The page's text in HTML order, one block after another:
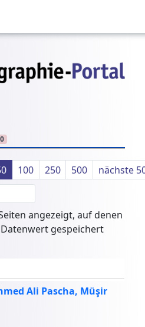
100 250 500
nächste
angezeigt, auf denen
gespeichert
Ali Pascha, Müşir